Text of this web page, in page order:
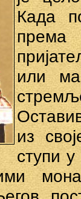
Када
према
или
из
ступи